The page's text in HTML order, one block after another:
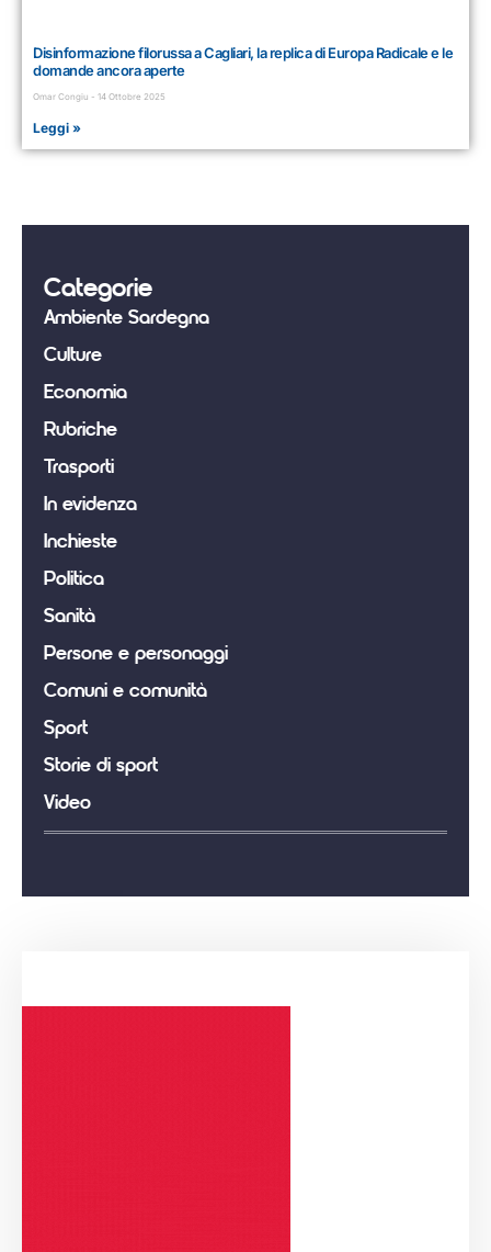
Disinformazione filorussa a Cagliari, la replica di Europa Radicale e le
domande ancora aperte
Omar Congiu 14 Ottobre 2025
Leggi »
Categorie
Ambiente Sardegna
Culture
Economia
Rubriche
Trasporti
In evidenza
Inchieste
Politica
Sanità
Persone e personaggi
Comuni e comunità
Sport
Storie di sport
Video